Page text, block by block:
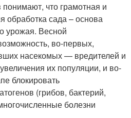
что грамотная и
обработка сада – основа
урожая. Весной
во-первых,
насекомых — вредителей и
их популяции, и во-
блокировать
(грибов, бактерий,
болезни